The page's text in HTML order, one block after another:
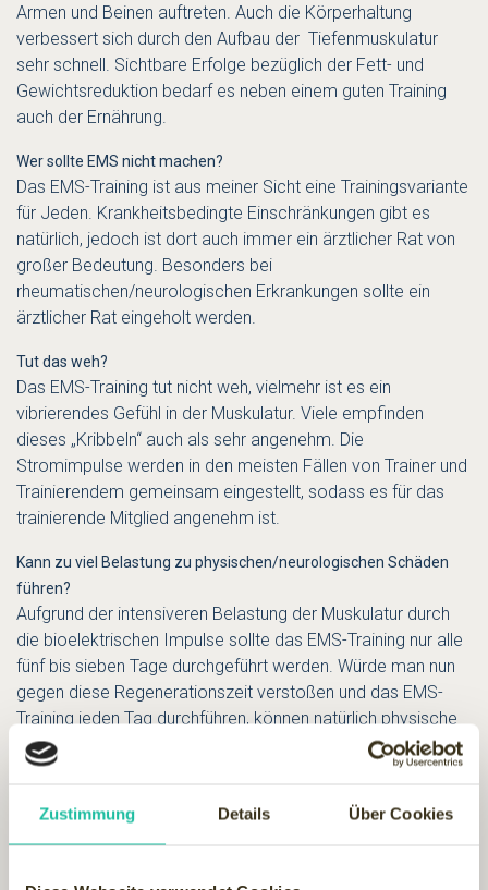
Zustimmung Details Über Cookies
Armen und Beinen auftreten. Auch die Körperhaltung
verbessert sich durch den Aufbau der Tiefenmuskulatur
sehr schnell. Sichtbare Erfolge bezüglich der Fett- und
Gewichtsreduktion bedarf es neben einem guten Training
auch der Ernährung.
Wer sollte EMS nicht machen?
Das EMS-Training ist aus meiner Sicht eine Trainingsvariante
für Jeden. Krankheitsbedingte Einschränkungen gibt es
natürlich, jedoch ist dort auch immer ein ärztlicher Rat von
großer Bedeutung. Besonders bei
rheumatischen/neurologischen Erkrankungen sollte ein
ärztlicher Rat eingeholt werden.
Tut das weh?
Das EMS-Training tut nicht weh, vielmehr ist es ein
vibrierendes Gefühl in der Muskulatur. Viele empfinden
dieses „Kribbeln“ auch als sehr angenehm. Die
Stromimpulse werden in den meisten Fällen von Trainer und
Trainierendem gemeinsam eingestellt, sodass es für das
trainierende Mitglied angenehm ist.
Kann zu viel Belastung zu physischen/neurologischen Schäden
führen?
Aufgrund der intensiveren Belastung der Muskulatur durch
die bioelektrischen Impulse sollte das EMS-Training nur alle
fünf bis sieben Tage durchgeführt werden. Würde man nun
gegen diese Regenerationszeit verstoßen und das EMS-
Training jeden Tag durchführen, können natürlich physische
Schäden auftreten. Neurologische Schäden sind noch nie
durch das EMS-Training aufgetreten.
Ist EMS Training alleine ausreichend?
Diese Frage kann man nicht pauschal beantworten, da es